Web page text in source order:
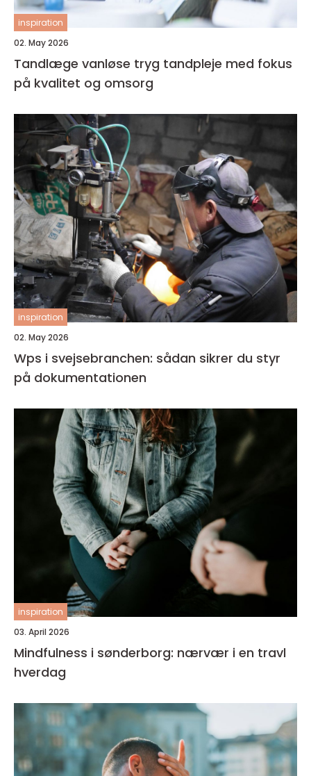
inspiration
02. May 2026
Tandlæge vanløse tryg tandpleje med fokus
på kvalitet og omsorg
inspiration
02. May 2026
Wps i svejsebranchen: sådan sikrer du styr
på dokumentationen
inspiration
03. April 2026
Mindfulness i sønderborg: nærvær i en travl
hverdag